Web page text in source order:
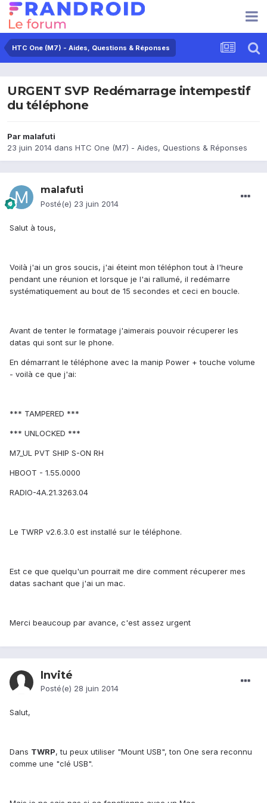
HTC One (M7) - Aides, Questions & Réponses
URGENT SVP Redémarrage intempestif
du téléphone
Par malafuti
23 juin 2014 dans HTC One (M7) - Aides, Questions & Réponses
malafuti
Posté(e) 23 juin 2014
Salut à tous,
Voilà j'ai un gros soucis, j'ai éteint mon téléphon tout à l'heure
pendant une réunion et lorsque je l'ai rallumé, il redémarre
systématiquement au bout de 15 secondes et ceci en boucle.
Avant de tenter le formatage j'aimerais pouvoir récuperer les
datas qui sont sur le phone.
En démarrant le téléphone avec la manip Power + touche volume
- voilà ce que j'ai:
*** TAMPERED ***
*** UNLOCKED ***
M7_UL PVT SHIP S-ON RH
HBOOT - 1.55.0000
RADIO-4A.21.3263.04
Le TWRP v2.6.3.0 est installé sur le téléphone.
Est ce que quelqu'un pourrait me dire comment récuperer mes
datas sachant que j'ai un mac.
Merci beaucoup par avance, c'est assez urgent
Invité
Posté(e) 28 juin 2014
Salut,
Dans TWRP, tu peux utiliser "Mount USB", ton One sera reconnu
comme une "clé USB".